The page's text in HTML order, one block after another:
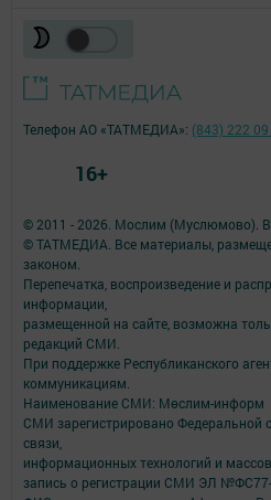
© 2011 - 2026. Мослим (Муслюмово).
© ТАТМЕДИА. Все материалы,
законом.
Перепечатка, воспроизведение и
информации,
размещенной на сайте, возможна
редакций СМИ.
При поддержке Республиканского
коммуникациям.
Наименование СМИ: Мөслим-информ
СМИ зарегистрировано Федеральной
связи,
информационных технологий и
запись о регистрации СМИ ЭЛ №ФС77-
Телефон АО «ТАТМЕДИА»: (843) 222
16+